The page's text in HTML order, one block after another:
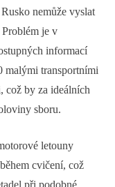
nemůže vyslat
je v
informací
malými transportními
což by za ideálních
sboru.
letouny
cvičení, což
při podobné